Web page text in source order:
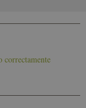
correctamente